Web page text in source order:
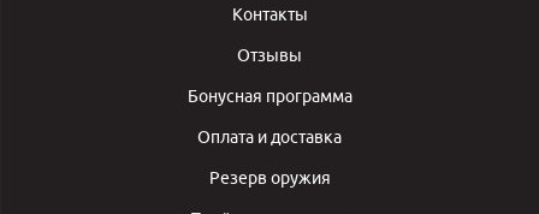
Контакты
Отзывы
Бонусная программа
Оплата и доставка
Резерв оружия